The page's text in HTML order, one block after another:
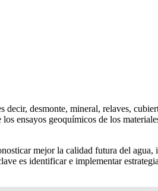
desmonte, mineral, relaves,
ensayos geoquímicos de los
mejor la calidad futura del
es identificar e implementar